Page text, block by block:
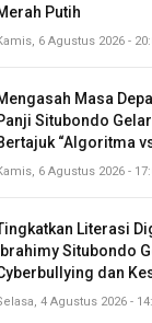
Putih
6 Agustus 2026 -
Masa
Situbondo
“Algoritma
6 Agustus 2026 -
Literasi
Ibrahimy Situbondo
dan
4 Agustus 2026 -